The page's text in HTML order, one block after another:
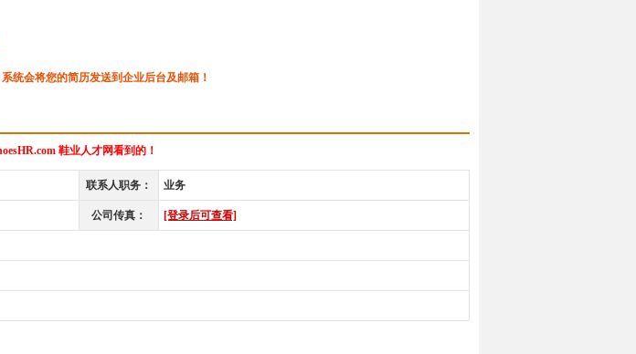
统会将您的简历发送到企业后台及邮箱！
鞋业人才网看到的！
联系人职务： 业务
公司传真： [登录后可查看]